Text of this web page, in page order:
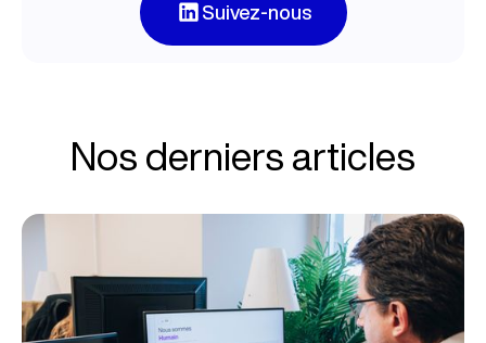
Suivez-nous
Nos derniers articles